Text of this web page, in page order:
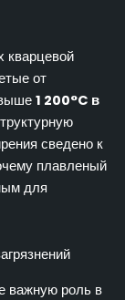
кварцевой
от
1 200°C в
сведено к
плавленый
для
важную роль в